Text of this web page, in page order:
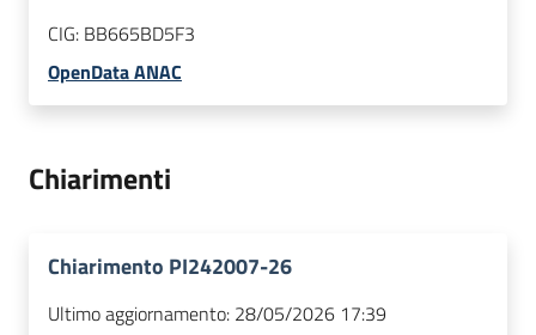
CIG: BB665BD5F3
OpenData ANAC
Chiarimenti
Chiarimento PI242007-26
Ultimo aggiornamento: 28/05/2026 17:39